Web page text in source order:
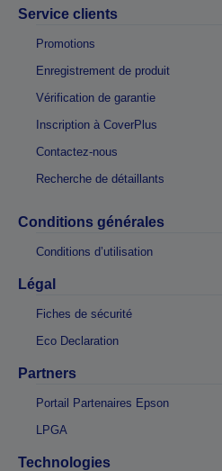
Service clients
Promotions
Enregistrement de produit
Vérification de garantie
Inscription à CoverPlus
Contactez-nous
Recherche de détaillants
Conditions générales
Conditions d’utilisation
Légal
Fiches de sécurité
Eco Declaration
Partners
Portail Partenaires Epson
LPGA
Technologies